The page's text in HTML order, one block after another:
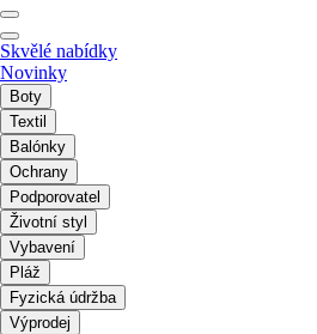
Skvělé nabídky
Novinky
Boty
Textil
Balónky
Ochrany
Podporovatel
Životní styl
Vybavení
Pláž
Fyzická údržba
Výprodej